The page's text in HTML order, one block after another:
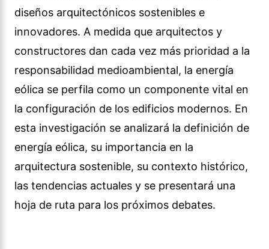
diseños arquitectónicos sostenibles e
innovadores. A medida que arquitectos y
constructores dan cada vez más prioridad a la
responsabilidad medioambiental, la energía
eólica se perfila como un componente vital en
la configuración de los edificios modernos. En
esta investigación se analizará la definición de
energía eólica, su importancia en la
arquitectura sostenible, su contexto histórico,
las tendencias actuales y se presentará una
hoja de ruta para los próximos debates.